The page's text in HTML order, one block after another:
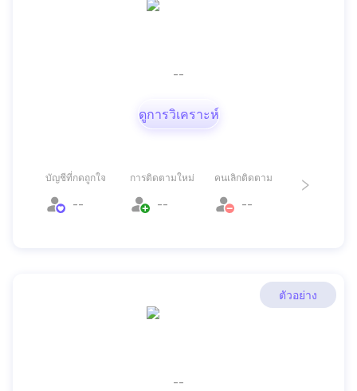
--
ดูการวิเคราะห์
บัญชีที่กดถูกใจ
--
การติดตามใหม่
--
คนเลิกติดตาม
--
--
ตัวอย่าง